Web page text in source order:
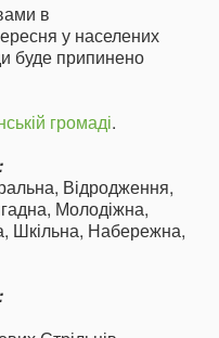
в
у населених
буде припинено
громаді.
Відродження,
Молодіжна,
Шкільна, Набережна,